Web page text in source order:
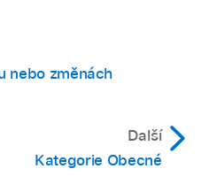
nebo změnách
Další
Kategorie Obecné